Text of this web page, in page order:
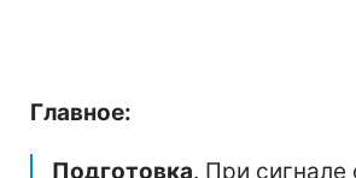
Главное:
Подготовка. При сигнале